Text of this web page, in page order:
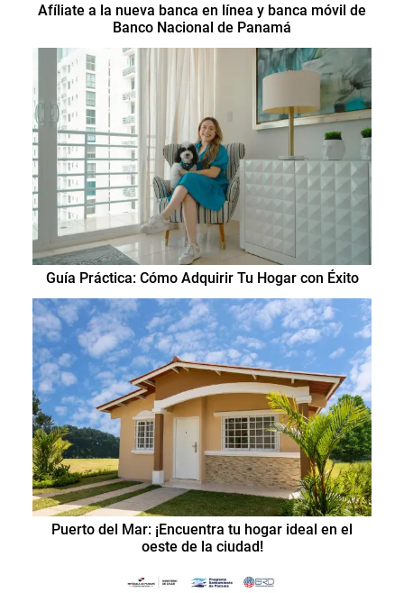
Afíliate a la nueva banca en línea y banca móvil de
Banco Nacional de Panamá
Guía Práctica: Cómo Adquirir Tu Hogar con Éxito
Puerto del Mar: ¡Encuentra tu hogar ideal en el
oeste de la ciudad!